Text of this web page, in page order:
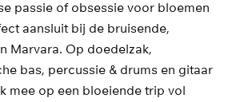
passie of obsessie voor bloemen
aansluit bij de bruisende,
Marvara. Op doedelzak,
bas, percussie & drums en gitaar
mee op een bloeiende trip vol